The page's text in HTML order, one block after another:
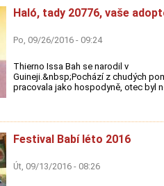
Haló, tady 20776, vaše
Po, 09/26/2016 - 09:24
Thierno Issa Bah se narodil v
Guineji.&nbsp;Pochází z chudých
pracovala jako hospodyně, otec byl
Festival Babí léto 2016
Út, 09/13/2016 - 08:26